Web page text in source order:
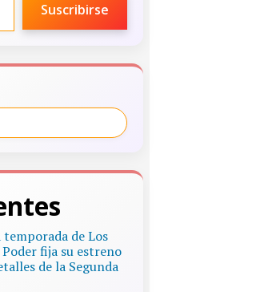
Suscribirse
de Los
fija su estreno
de la Segunda